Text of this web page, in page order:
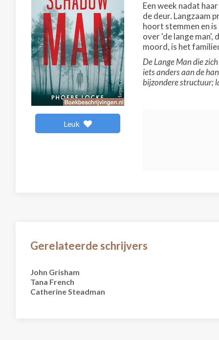
Leuk
Een week nadat
de deur. Langzaam
hoort stemmen en
over 'de lange man',
moord, is het
De Lange Man die
iets anders aan de
bijzondere structuur;
Gerelateerde schrijvers
John Grisham
Tana French
Catherine Steadman